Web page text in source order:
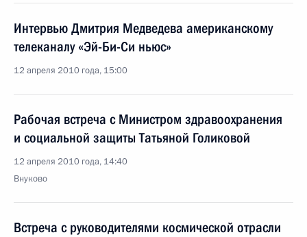
Интервью Дмитрия Медведева американскому
телеканалу «Эй-Би-Си ньюс»
12 апреля 2010 года, 15:00
Рабочая встреча с Министром здравоохранения
и социальной защиты Татьяной Голиковой
12 апреля 2010 года, 14:40
Внуково
Встреча с руководителями космической отрасли